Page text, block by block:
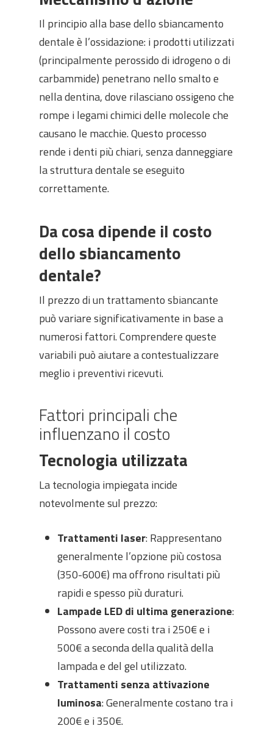
Il principio alla base dello sbiancamento
dentale è l’ossidazione: i prodotti utilizzati
(principalmente perossido di idrogeno o di
carbammide) penetrano nello smalto e
nella dentina, dove rilasciano ossigeno che
rompe i legami chimici delle molecole che
causano le macchie. Questo processo
rende i denti più chiari, senza danneggiare
la struttura dentale se eseguito
correttamente.
Da cosa dipende il costo
dello sbiancamento
dentale?
Il prezzo di un trattamento sbiancante
può variare significativamente in base a
numerosi fattori. Comprendere queste
variabili può aiutare a contestualizzare
meglio i preventivi ricevuti.
Fattori principali che
influenzano il costo
Tecnologia utilizzata
La tecnologia impiegata incide
notevolmente sul prezzo:
Trattamenti laser: Rappresentano
generalmente l’opzione più costosa
(350-600€) ma offrono risultati più
rapidi e spesso più duraturi.
Lampade LED di ultima generazione:
Possono avere costi tra i 250€ e i
500€ a seconda della qualità della
lampada e del gel utilizzato.
Trattamenti senza attivazione
luminosa: Generalmente costano tra i
200€ e i 350€.